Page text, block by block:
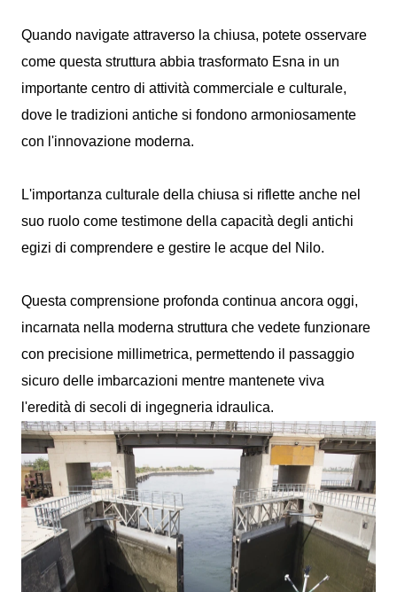
Quando navigate attraverso la chiusa, potete osservare
come questa struttura abbia trasformato Esna in un
importante centro di attività commerciale e culturale,
dove le tradizioni antiche si fondono armoniosamente
con l'innovazione moderna.
L'importanza culturale della chiusa si riflette anche nel
suo ruolo come testimone della capacità degli antichi
egizi di comprendere e gestire le acque del Nilo.
Questa comprensione profonda continua ancora oggi,
incarnata nella moderna struttura che vedete funzionare
con precisione millimetrica, permettendo il passaggio
sicuro delle imbarcazioni mentre mantenete viva
l'eredità di secoli di ingegneria idraulica.